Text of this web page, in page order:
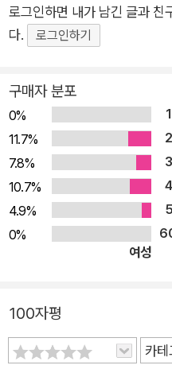
가'에서는 인공지능, 머신러닝
지식을 소개한다. 또한, 인공지
기술을 서비스에 도입하기 위
특징과 차이점을 살펴보고 지
알고리즘을 알아본다. '3장, 머신러닝의 이해와 지도학습을 이용
한 분류'에서는 본격적으로 머
로 의사결정나무와 서포트 벡
으로써 머신러닝에 필요한 기본 개념을
을 이용한 군집화'에서는 비지
지를 처리하는 방법을 배우고,
해, 딥러닝의 훈련과정을 이해할 수 있다. '6장,
한 이미지 객체 추출'에서는 딥
로그인하면 내가 남긴 글과 친
다.
로그인하기
구매자 분포
0%
11.7%
7.8%
10.7%
4.9%
0%
여성
100자평
카테